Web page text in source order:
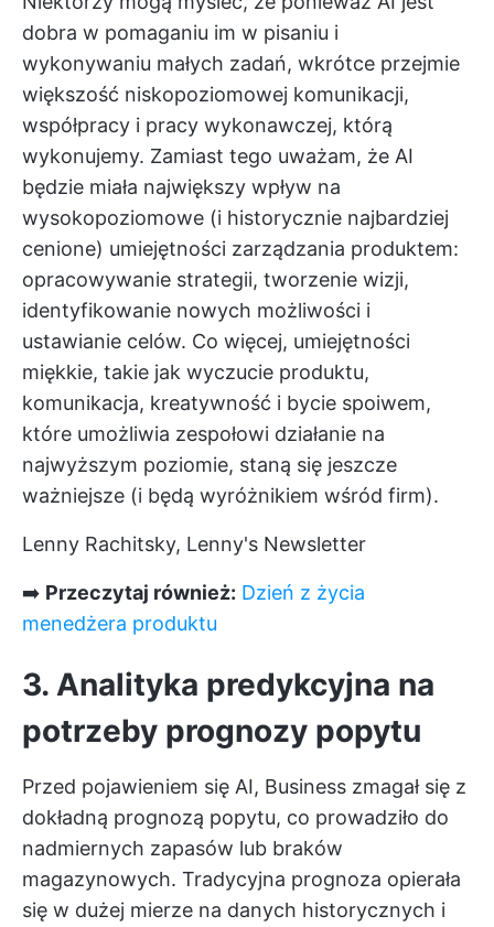
dobra w pomaganiu im w pisaniu i
wykonywaniu małych zadań, wkrótce przejmie
większość niskopoziomowej komunikacji,
współpracy i pracy wykonawczej, którą
wykonujemy. Zamiast tego uważam, że AI
będzie miała największy wpływ na
wysokopoziomowe (i historycznie najbardziej
cenione) umiejętności zarządzania produktem:
opracowywanie strategii, tworzenie wizji,
identyfikowanie nowych możliwości i
ustawianie celów. Co więcej, umiejętności
miękkie, takie jak wyczucie produktu,
komunikacja, kreatywność i bycie spoiwem,
które umożliwia zespołowi działanie na
najwyższym poziomie, staną się jeszcze
ważniejsze (i będą wyróżnikiem wśród firm).
Lenny Rachitsky, Lenny's Newsletter
➡️ Przeczytaj również: Dzień z życia
menedżera produktu
3. Analityka predykcyjna na
potrzeby prognozy popytu
Przed pojawieniem się AI, Business zmagał się z
dokładną prognozą popytu, co prowadziło do
nadmiernych zapasów lub braków
magazynowych. Tradycyjna prognoza opierała
się w dużej mierze na danych historycznych i